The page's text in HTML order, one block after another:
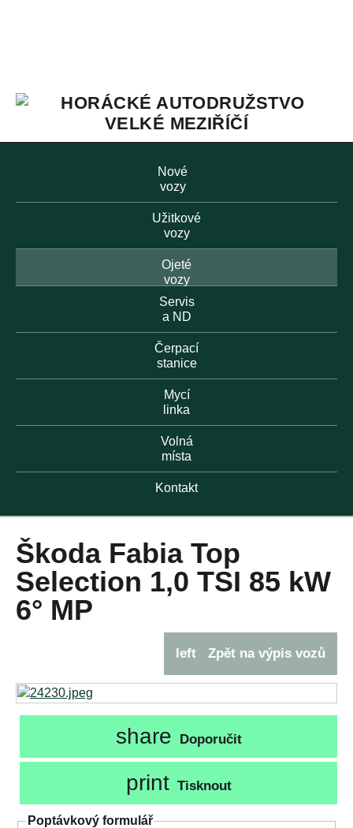
Nové
vozy
Užitkové
vozy
Ojeté
vozy
Servis
a ND
Čerpací
stanice
Mycí
linka
Volná
místa
Kontakt
Škoda Fabia Top
Selection 1,0 TSI 85 kW
6° MP
left Zpět na výpis vozů
share Doporučit
print Tisknout
Poptávkový formulář